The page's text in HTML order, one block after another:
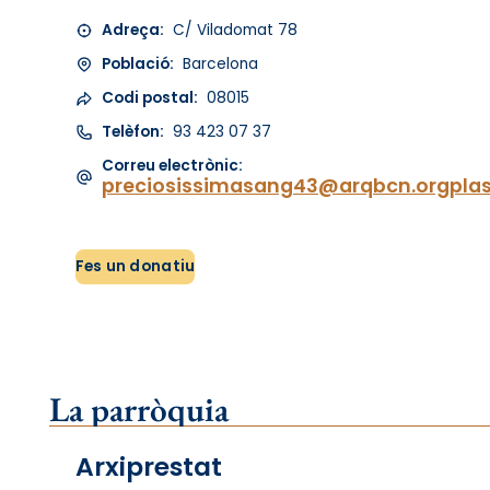
Adreça: C/ Viladomat 78
Població: Barcelona
Codi postal: 08015
Telèfon: 93 423 07 37
Correu electrònic:
Fes un donatiu
La parròquia
Arxiprestat